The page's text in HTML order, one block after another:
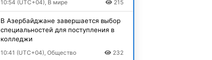
10:54 (UTC+04), В мире 215
В Азербайджане завершается выбор
специальностей для поступления в
колледжи
10:41 (UTC+04), Общество 232